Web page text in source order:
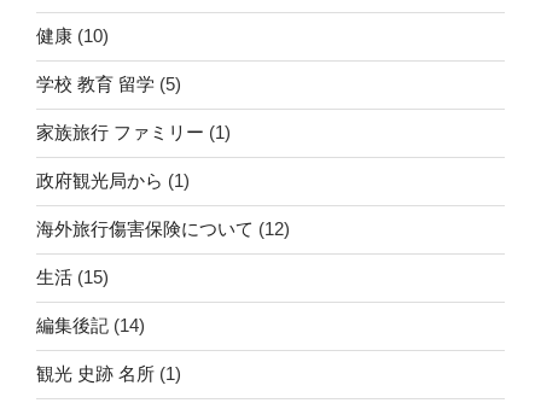
健康 (10)
学校 教育 留学 (5)
家族旅行 ファミリー (1)
政府観光局から (1)
海外旅行傷害保険について (12)
生活 (15)
編集後記 (14)
観光 史跡 名所 (1)